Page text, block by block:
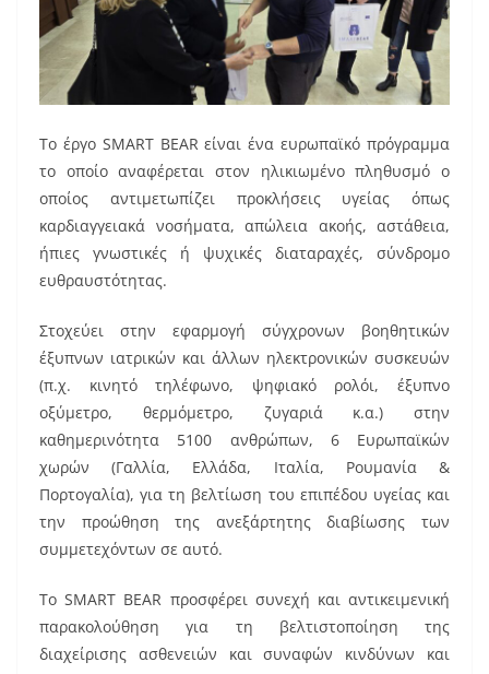
Το έργο SMART BEAR είναι ένα ευρωπαϊκό πρόγραμμα
το οποίο αναφέρεται στον ηλικιωμένο πληθυσμό ο
οποίος αντιμετωπίζει προκλήσεις υγείας όπως
καρδιαγγειακά νοσήματα, απώλεια ακοής, αστάθεια,
ήπιες γνωστικές ή ψυχικές διαταραχές, σύνδρομο
ευθραυστότητας.
Στοχεύει στην εφαρμογή σύγχρονων βοηθητικών
έξυπνων ιατρικών και άλλων ηλεκτρονικών συσκευών
(π.χ. κινητό τηλέφωνο, ψηφιακό ρολόι, έξυπνο
οξύμετρο, θερμόμετρο, ζυγαριά κ.α.) στην
καθημερινότητα 5100 ανθρώπων, 6 Ευρωπαϊκών
χωρών (Γαλλία, Ελλάδα, Ιταλία, Ρουμανία &
Πορτογαλία), για τη βελτίωση του επιπέδου υγείας και
την προώθηση της ανεξάρτητης διαβίωσης των
συμμετεχόντων σε αυτό.
Το SMART BEAR προσφέρει συνεχή και αντικειμενική
παρακολούθηση για τη βελτιστοποίηση της
διαχείρισης ασθενειών και συναφών κινδύνων και